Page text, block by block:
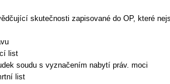
skutečnosti zapisované do OP, které
list
soudu s vyznačením nabytí práv. moci
list